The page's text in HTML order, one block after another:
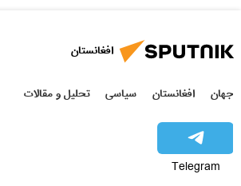
افغانستان
جهان افغانستان سیاسی تحلیل و مقالات
Telegram